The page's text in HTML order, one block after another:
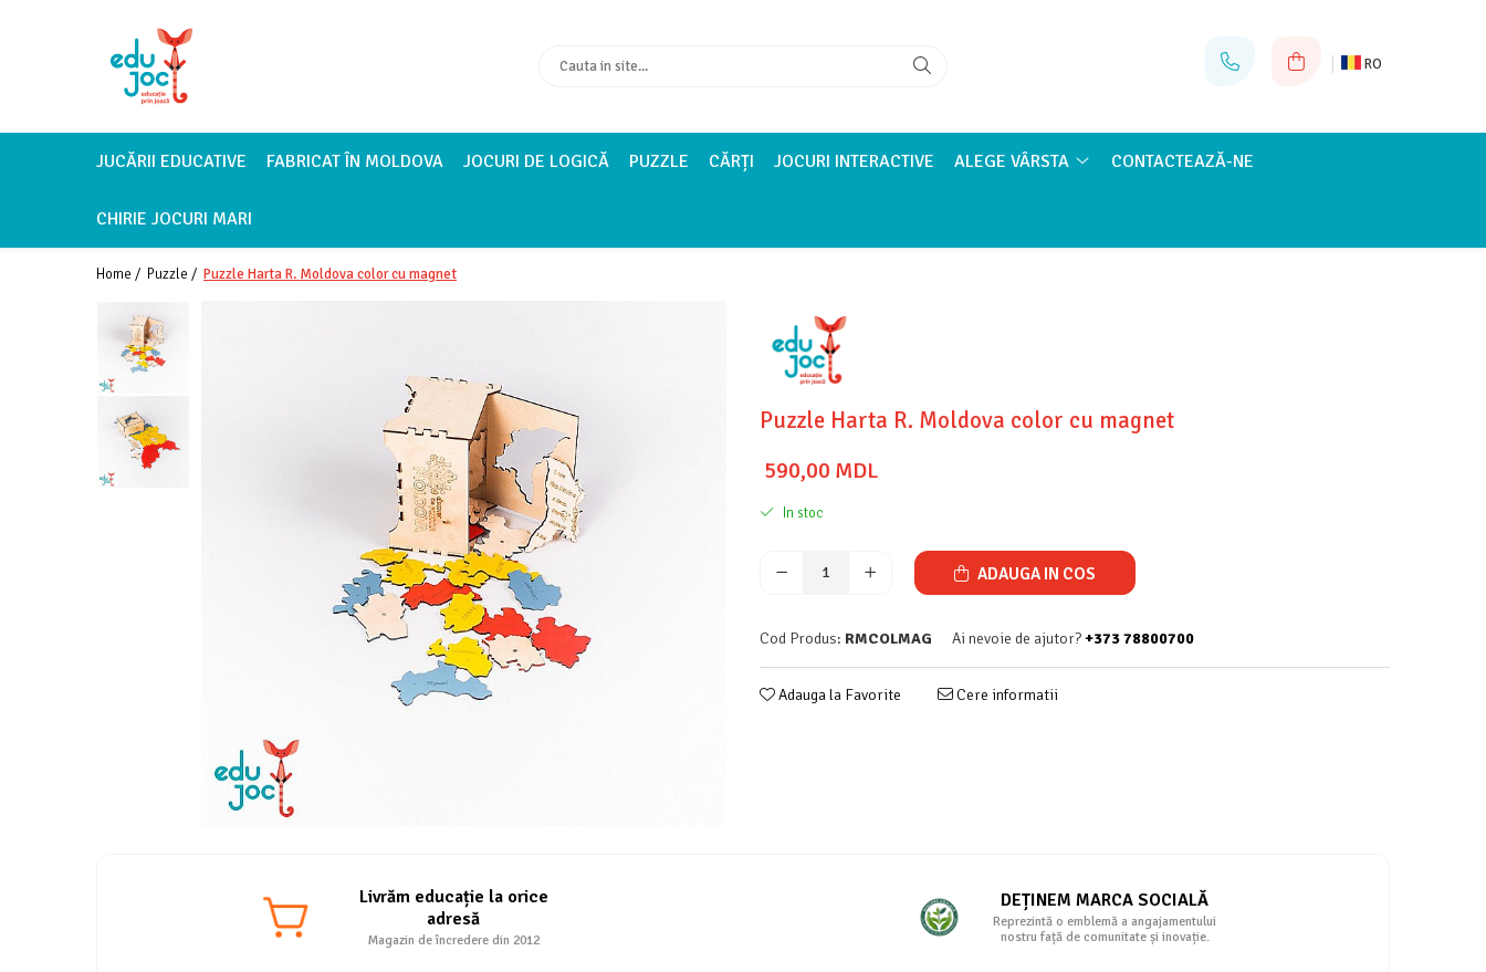
Alege Vârsta RO
JUCĂRII EDUCATIVE FABRICAT ÎN MOLDOVA JOCURI DE LOGICĂ PUZZLE CĂRȚI JOCURI INTERACTIVE ALEGE VÂRSTA CONTACTEAZĂ-NE
CHIRIE JOCURI MARI
Home / Puzzle / Puzzle Harta R. Moldova color cu magnet
Puzzle Harta R. Moldova color cu magnet
590,00 MDL
In stoc
ADAUGA IN COS
Cod Produs: RMCOLMAG Ai nevoie de ajutor?+373 78800700
Adauga la Favorite Cere informatii
Livrăm educație la orice
adresă
Magazin de încredere din 2012
DEȚINEM MARCA SOCIALĂ
Reprezintă o emblemă a angajamentului
nostru față de comunitate și inovație.